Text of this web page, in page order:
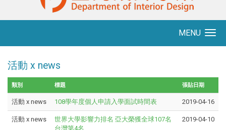
MENU
活動 x news
類別 標題 張貼日期
活動 x news 108學年度個人申請入學面試時間表 2019-04-16
活動 x news
世界大學影響力排名 亞大榮獲全球107名
台灣第4名
2019-04-10